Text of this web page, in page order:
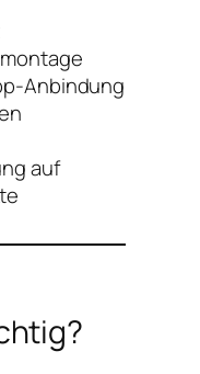
Anbindung
auf